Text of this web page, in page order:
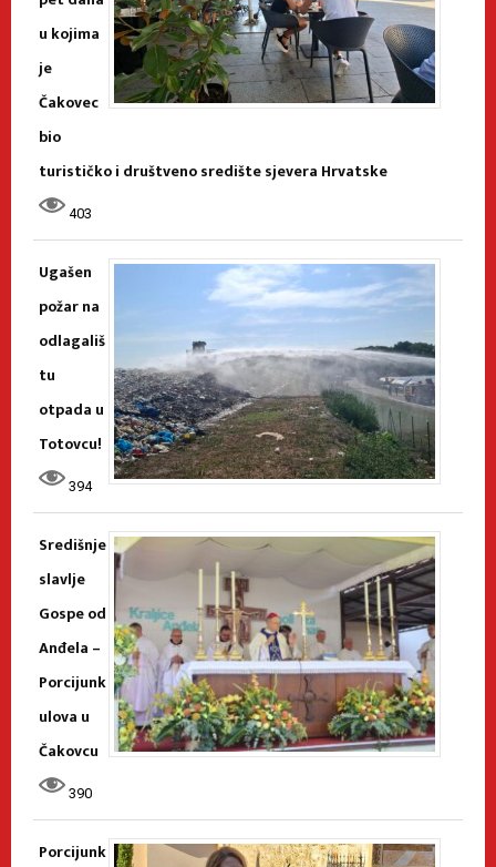
u kojima
je
Čakovec
bio
turističko i društveno središte sjevera Hrvatske
403
Ugašen
požar na
odlagališ
tu
otpada u
Totovcu!
394
Središnje
slavlje
Gospe od
Anđela –
Porcijunk
ulova u
Čakovcu
390
Porcijunk